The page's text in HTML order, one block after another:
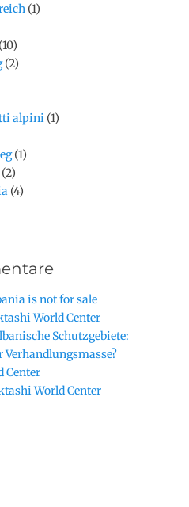
(1)
(10)
(2)
alpini (1)
(1)
(2)
(4)
is not for sale
World Center
Schutzgebiete:
Verhandlungsmasse?
Center
World Center